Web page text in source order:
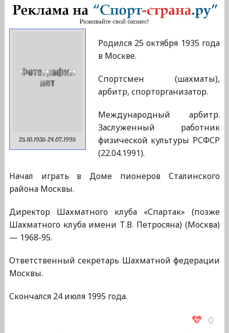
25.10.1935-24.07.1995
Родился 25 октября 1935 года
в Москве.
Спортсмен (шахматы),
арбитр, спорторганизатор.
Международный арбитр.
Заслуженный работник
физической культуры РСФСР
(22.04.1991).
Начал играть в Доме пионеров Сталинского
района Москвы.
Директор Шахматного клуба «Спартак» (позже
Шахматного клуба имени Т.В. Петросяна) (Москва)
— 1968-95.
Ответственный секретарь Шахматной федерации
Москвы.
Скончался 24 июля 1995 года.
0